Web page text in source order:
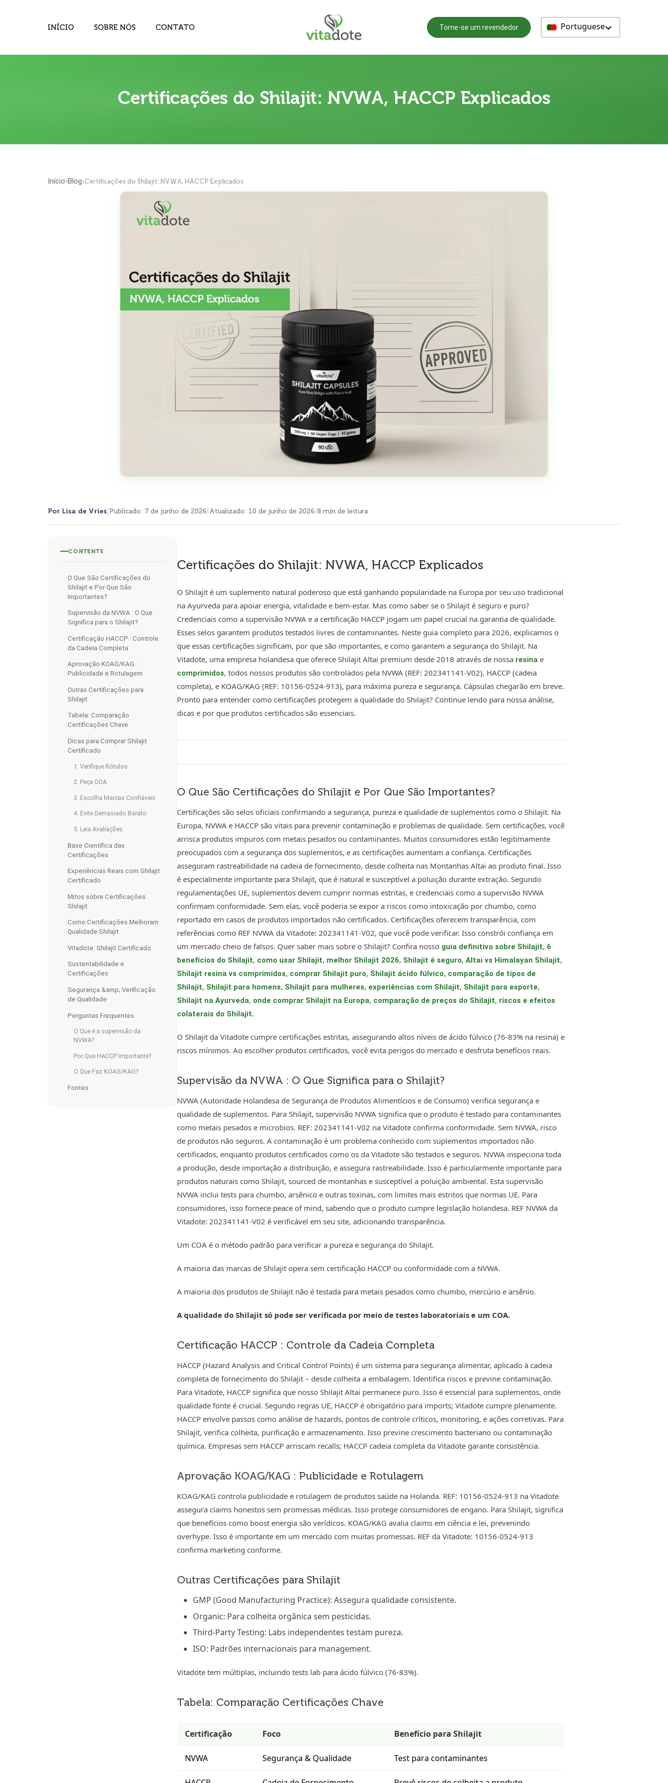
INÍCIO SOBRE NÓS CONTATO Torne-se um revendedor Portuguese
Certificações do Shilajit: NVWA, HACCP Explicados
Início›Blog›Certificações do Shilajit: NVWA, HACCP Explicados
Por Lisa de Vries Publicado: 7 de junho de 2026 Atualizado: 10 de junho de 2026 8 min de leitura
CONTENTS
O Que São Certificações do
Shilajit e Por Que São
Importantes?
Supervisão da NVWA : O Que
Significa para o Shilajit?
Certificação HACCP : Controle
da Cadeia Completa
Aprovação KOAG/KAG :
Publicidade e Rotulagem
Outras Certificações para
Shilajit
Tabela: Comparação
Certificações Chave
Dicas para Comprar Shilajit
Certificado
1. Verifique Rótulos
2. Peça COA
3. Escolha Marcas Confiáveis
4. Evite Demasiado Barato
5. Leia Avaliações
Base Científica das
Certificações
Experiências Reais com Shilajit
Certificado
Mitos sobre Certificações
Shilajit
Como Certificações Melhoram
Qualidade Shilajit
Vitadote: Shilajit Certificado
Sustentabilidade e
Certificações
Segurança &amp; Verificação
de Qualidade
Perguntas Frequentes
O Que é a supervisão da
NVWA?
Por Que HACCP Importante?
O Que Faz KOAG/KAG?
Fontes
Certificações do Shilajit: NVWA, HACCP Explicados
O Shilajit é um suplemento natural poderoso que está ganhando popularidade na Europa por seu uso tradicional
na Ayurveda para apoiar energia, vitalidade e bem-estar. Mas como saber se o Shilajit é seguro e puro?
Credenciais como a supervisão NVWA e a certificação HACCP jogam um papel crucial na garantia de qualidade.
Esses selos garantem produtos testados livres de contaminantes. Neste guia completo para 2026, explicamos o
que essas certificações significam, por que são importantes, e como garantem a segurança do Shilajit. Na
Vitadote, uma empresa holandesa que oferece Shilajit Altai premium desde 2018 através de nossa resina e
comprimidos, todos nossos produtos são controlados pela NVWA (REF: 202341141-V02), HACCP (cadeia
completa), e KOAG/KAG (REF: 10156-0524-913), para máxima pureza e segurança. Cápsulas chegarão em breve.
Pronto para entender como certificações protegem a qualidade do Shilajit? Continue lendo para nossa análise,
dicas e por que produtos certificados são essenciais.
O Que São Certificações do Shilajit e Por Que São Importantes?
Certificações são selos oficiais confirmando a segurança, pureza e qualidade de suplementos como o Shilajit. Na
Europa, NVWA e HACCP são vitais para prevenir contaminação e problemas de qualidade. Sem certificações, você
arrisca produtos impuros com metais pesados ou contaminantes. Muitos consumidores estão legitimamente
preocupados com a segurança dos suplementos, e as certificações aumentam a confiança. Certificações
asseguram rastreabilidade na cadeia de fornecimento, desde colheita nas Montanhas Altai ao produto final. Isso
é especialmente importante para Shilajit, que é natural e susceptível a poluição durante extração. Segundo
regulamentações UE, suplementos devem cumprir normas estritas, e credenciais como a supervisão NVWA
confirmam conformidade. Sem elas, você poderia se expor a riscos como intoxicação por chumbo, como
reportado em casos de produtos importados não certificados. Certificações oferecem transparência, com
referências como REF NVWA da Vitadote: 202341141-V02, que você pode verificar. Isso constrói confiança em
um mercado cheio de falsos. Quer saber mais sobre o Shilajit? Confira nosso guia definitivo sobre Shilajit, 6
benefícios do Shilajit, como usar Shilajit, melhor Shilajit 2026, Shilajit é seguro, Altai vs Himalayan Shilajit,
Shilajit resina vs comprimidos, comprar Shilajit puro, Shilajit ácido fúlvico, comparação de tipos de
Shilajit, Shilajit para homens, Shilajit para mulheres, experiências com Shilajit, Shilajit para esporte,
Shilajit na Ayurveda, onde comprar Shilajit na Europa, comparação de preços do Shilajit, riscos e efeitos
colaterais do Shilajit.
O Shilajit da Vitadote cumpre certificações estritas, assegurando altos níveis de ácido fúlvico (76-83% na resina) e
riscos mínimos. Ao escolher produtos certificados, você evita perigos do mercado e desfruta benefícios reais.
Supervisão da NVWA : O Que Significa para o Shilajit?
NVWA (Autoridade Holandesa de Segurança de Produtos Alimentícios e de Consumo) verifica segurança e
qualidade de suplementos. Para Shilajit, supervisão NVWA significa que o produto é testado para contaminantes
como metais pesados e microbios. REF: 202341141-V02 na Vitadote confirma conformidade. Sem NVWA, risco
de produtos não seguros. A contaminação é um problema conhecido com suplementos importados não
certificados, enquanto produtos certificados como os da Vitadote são testados e seguros. NVWA inspeciona toda
a produção, desde importação a distribuição, e assegura rastreabilidade. Isso é particularmente importante para
produtos naturais como Shilajit, sourced de montanhas e susceptível a poluição ambiental. Esta supervisão
NVWA inclui tests para chumbo, arsênico e outras toxinas, com limites mais estritos que normas UE. Para
consumidores, isso fornece peace of mind, sabendo que o produto cumpre legislação holandesa. REF NVWA da
Vitadote: 202341141-V02 é verificável em seu site, adicionando transparência.
Um COA é o método padrão para verificar a pureza e segurança do Shilajit.
A maioria das marcas de Shilajit opera sem certificação HACCP ou conformidade com a NVWA.
A maioria dos produtos de Shilajit não é testada para metais pesados como chumbo, mercúrio e arsênio.
A qualidade do Shilajit só pode ser verificada por meio de testes laboratoriais e um COA.
Certificação HACCP : Controle da Cadeia Completa
HACCP (Hazard Analysis and Critical Control Points) é um sistema para segurança alimentar, aplicado à cadeia
completa de fornecimento do Shilajit – desde colheita a embalagem. Identifica riscos e previne contaminação.
Para Vitadote, HACCP significa que nosso Shilajit Altai permanece puro. Isso é essencial para suplementos, onde
qualidade fonte é crucial. Segundo regras UE, HACCP é obrigatório para imports; Vitadote cumpre plenamente.
HACCP envolve passos como análise de hazards, pontos de controle críticos, monitoring, e ações corretivas. Para
Shilajit, verifica colheita, purificação e armazenamento. Isso previne crescimento bacteriano ou contaminação
química. Empresas sem HACCP arriscam recalls; HACCP cadeia completa da Vitadote garante consistência.
Aprovação KOAG/KAG : Publicidade e Rotulagem
KOAG/KAG controla publicidade e rotulagem de produtos saúde na Holanda. REF: 10156-0524-913 na Vitadote
assegura claims honestos sem promessas médicas. Isso protege consumidores de engano. Para Shilajit, significa
que benefícios como boost energia são verídicos. KOAG/KAG avalia claims em ciência e lei, prevenindo
overhype. Isso é importante em um mercado com muitas promessas. REF da Vitadote: 10156-0524-913
confirma marketing conforme.
Outras Certificações para Shilajit
GMP (Good Manufacturing Practice): Assegura qualidade consistente.
Organic: Para colheita orgânica sem pesticidas.
Third-Party Testing: Labs independentes testam pureza.
ISO: Padrões internacionais para management.
Vitadote tem múltiplas, incluindo tests lab para ácido fúlvico (76-83%).
Tabela: Comparação Certificações Chave
Certificação Foco Benefício para Shilajit
NVWA Segurança & Qualidade Test para contaminantes